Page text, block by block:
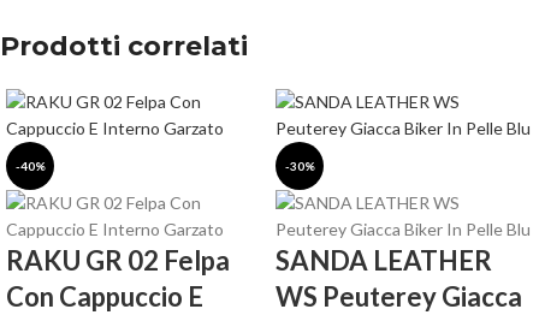
Prodotti correlati
-40%
RAKU GR 02 Felpa
Con Cappuccio E
-30%
SANDA LEATHER
WS Peuterey Giacca